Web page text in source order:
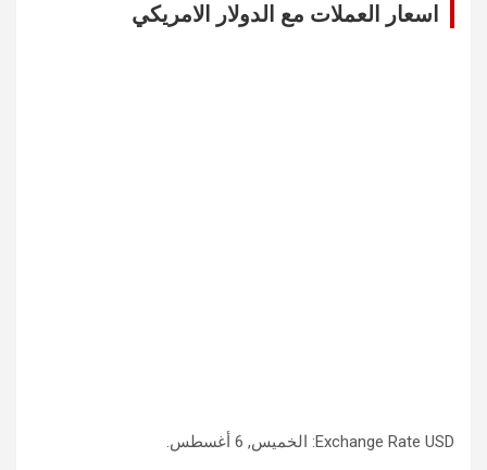
اسعار العملات مع الدولار الامريكي
Exchange Rate USD : الخميس, 6 أغسطس.